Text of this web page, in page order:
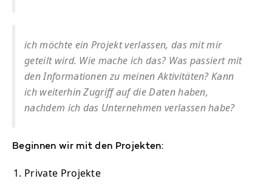
ich möchte ein Projekt verlassen, das mit mir
geteilt wird. Wie mache ich das? Was passiert mit
den Informationen zu meinen Aktivitäten? Kann
ich weiterhin Zugriff auf die Daten haben,
nachdem ich das Unternehmen verlassen habe?
Beginnen wir mit den Projekten:
Private Projekte